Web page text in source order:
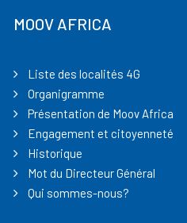
MOOV AFRICA
Liste des localités 4G
Organigramme
Présentation de Moov Africa
Engagement et citoyenneté
Historique
Mot du Directeur Général
Qui sommes-nous?